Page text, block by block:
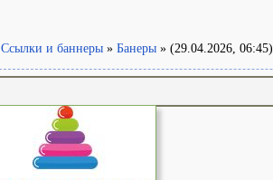
Ссылки и баннеры » Банеры » (29.04.2026, 06:45)